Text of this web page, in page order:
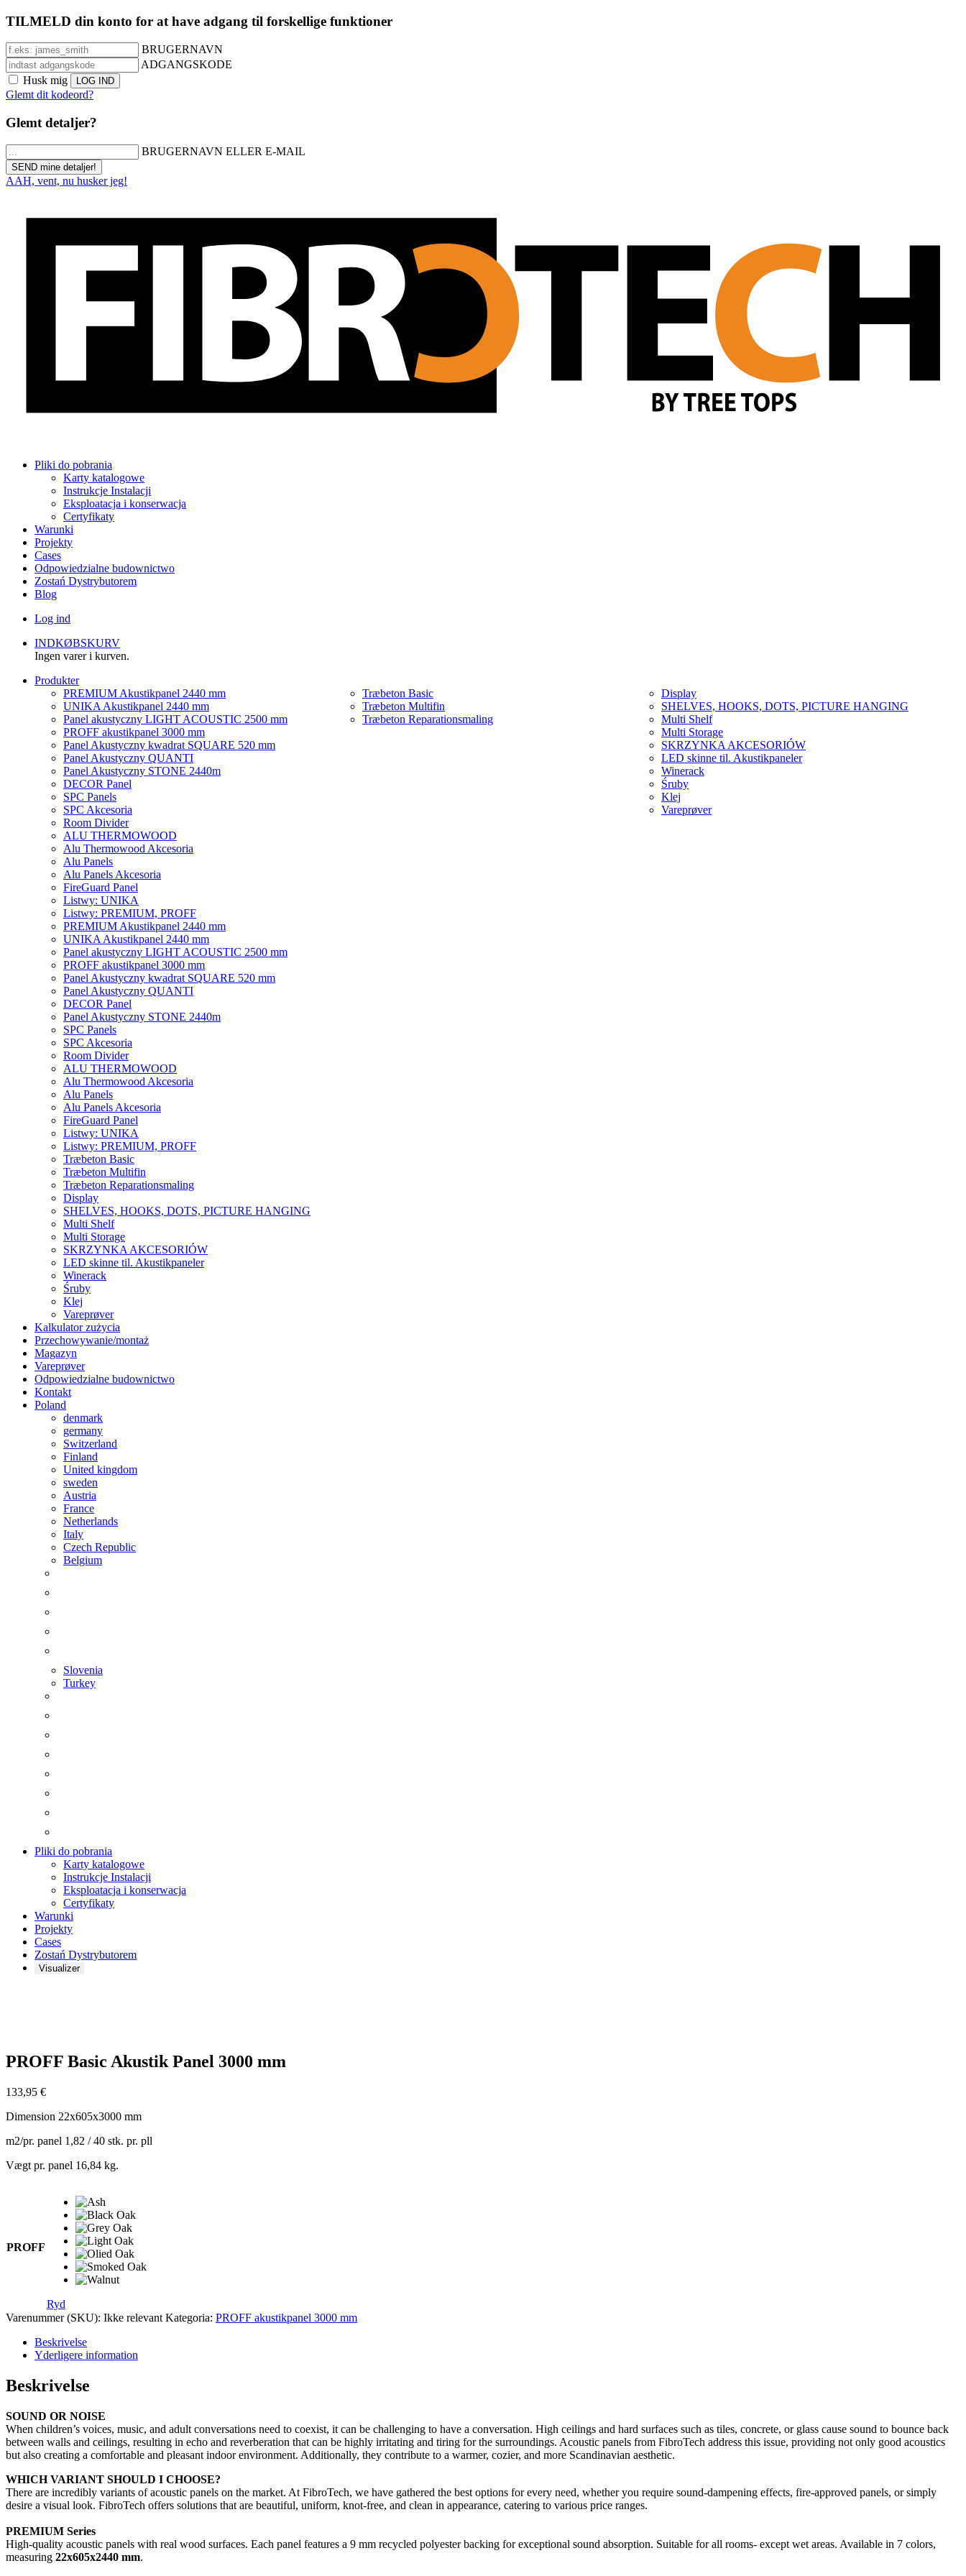
TILMELD din konto for at have adgang til forskellige funktioner
BRUGERNAVN
ADGANGSKODE
Husk mig
Glemt dit kodeord?
Glemt detaljer?
BRUGERNAVN ELLER E-MAIL
AAH, vent, nu husker jeg!
Pliki do pobrania
Karty katalogowe
Instrukcje Instalacji
Eksploatacja i konserwacja
Certyfikaty
Warunki
Projekty
Cases
Odpowiedzialne budownictwo
Zostań Dystrybutorem
Blog
Log ind
INDKØBSKURV
Ingen varer i kurven.
Produkter
PREMIUM Akustikpanel 2440 mm
UNIKA Akustikpanel 2440 mm
Panel akustyczny LIGHT ACOUSTIC 2500 mm
PROFF akustikpanel 3000 mm
Panel Akustyczny kwadrat SQUARE 520 mm
Panel Akustyczny QUANTI
Panel Akustyczny STONE 2440m
DECOR Panel
SPC Panels
SPC Akcesoria
Room Divider
ALU THERMOWOOD
Alu Thermowood Akcesoria
Alu Panels
Alu Panels Akcesoria
FireGuard Panel
Listwy: UNIKA
Listwy: PREMIUM, PROFF
Træbeton Basic
Træbeton Multifin
Træbeton Reparationsmaling
Display
SHELVES, HOOKS, DOTS, PICTURE HANGING
Multi Shelf
Multi Storage
SKRZYNKA AKCESORIÓW
LED skinne til. Akustikpaneler
Winerack
Śruby
Klej
Vareprøver
PREMIUM Akustikpanel 2440 mm
UNIKA Akustikpanel 2440 mm
Panel akustyczny LIGHT ACOUSTIC 2500 mm
PROFF akustikpanel 3000 mm
Panel Akustyczny kwadrat SQUARE 520 mm
Panel Akustyczny QUANTI
DECOR Panel
Panel Akustyczny STONE 2440m
SPC Panels
SPC Akcesoria
Room Divider
ALU THERMOWOOD
Alu Thermowood Akcesoria
Alu Panels
Alu Panels Akcesoria
FireGuard Panel
Listwy: UNIKA
Listwy: PREMIUM, PROFF
Træbeton Basic
Træbeton Multifin
Træbeton Reparationsmaling
Display
SHELVES, HOOKS, DOTS, PICTURE HANGING
Multi Shelf
Multi Storage
SKRZYNKA AKCESORIÓW
LED skinne til. Akustikpaneler
Winerack
Śruby
Klej
Vareprøver
Kalkulator zużycia
Przechowywanie/montaż
Magazyn
Vareprøver
Odpowiedzialne budownictwo
Kontakt
Poland
denmark
germany
Switzerland
Finland
United kingdom
sweden
Austria
France
Netherlands
Italy
Czech Republic
Belgium
Slovenia
Turkey
Pliki do pobrania
Karty katalogowe
Instrukcje Instalacji
Eksploatacja i konserwacja
Certyfikaty
Warunki
Projekty
Cases
Zostań Dystrybutorem
Visualizer
PROFF Basic Akustik Panel 3000 mm
133,95 €
Dimension 22x605x3000 mm
m2/pr. panel 1,82 / 40 stk. pr. pll
Vægt pr. panel 16,84 kg.
PROFF
Ryd
Varenummer (SKU): Ikke relevant Kategoria: PROFF akustikpanel 3000 mm
Beskrivelse
Yderligere information
Beskrivelse
SOUND OR NOISE
When children’s voices, music, and adult conversations need to coexist, it can be challenging to have a conversation. High ceilings and hard surfaces such as tiles, concrete, or glass cause sound to bounce back
between walls and ceilings, resulting in echo and reverberation that can be highly irritating and tiring for the surroundings. Acoustic panels from FibroTech address this issue, providing not only good acoustics
but also creating a comfortable and pleasant indoor environment. Additionally, they contribute to a warmer, cozier, and more Scandinavian aesthetic.
WHICH VARIANT SHOULD I CHOOSE?
There are incredibly variants of acoustic panels on the market. At FibroTech, we have gathered the best options for every need, whether you require sound-dampening effects, fire-approved panels, or simply
desire a visual look. FibroTech offers solutions that are beautiful, uniform, knot-free, and clean in appearance, catering to various price ranges.
PREMIUM Series
High-quality acoustic panels with real wood surfaces. Each panel features a 9 mm recycled polyester backing for exceptional sound absorption. Suitable for all rooms- except wet areas. Available in 7 colors,
measuring 22x605x2440 mm.